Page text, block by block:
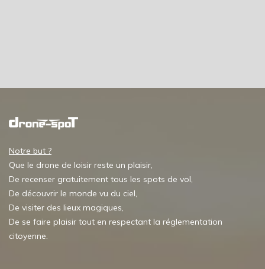
Notre but ?
Que le drone de loisir reste un plaisir,
De recenser gratuitement tous les spots de vol,
De découvrir le monde vu du ciel,
De visiter des lieux magiques,
De se faire plaisir tout en respectant la réglementation
citoyenne.